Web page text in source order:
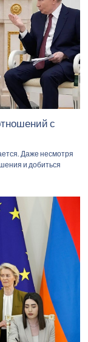
с
Даже несмотря
и добиться